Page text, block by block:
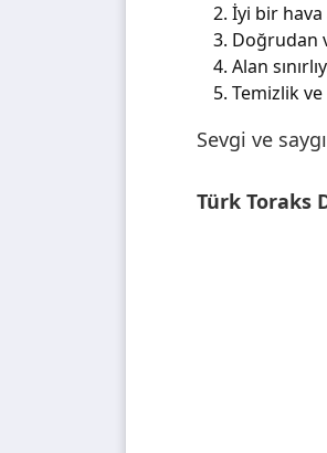
İyi bir hava
Doğrudan
Alan
Temizlik
Sevgi ve
Türk Toraks